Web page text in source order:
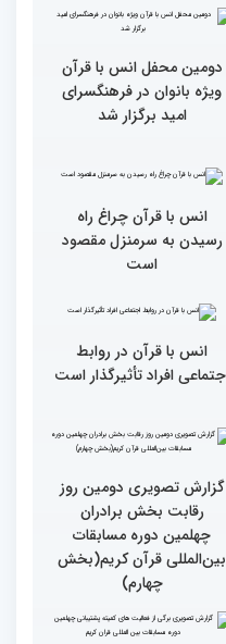
مسابقات قرآن با مساعدت
همه بخش‌های ستاد اجرایی
به خوبی پیش رفته/ اوقاف
دومین محفل انس با قرآن
ویژه بانوان در فرهنگسرای
انس با قرآن چراغ راه
است
انس با قرآن در روابط
اجتماعی افراد تأثیرگذار است